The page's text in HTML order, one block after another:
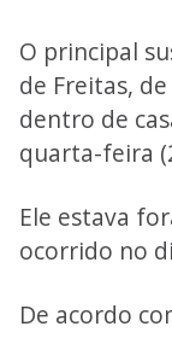
O principal
de Freitas,
dentro de
quarta-feira
Ele estava
ocorrido no
De acordo